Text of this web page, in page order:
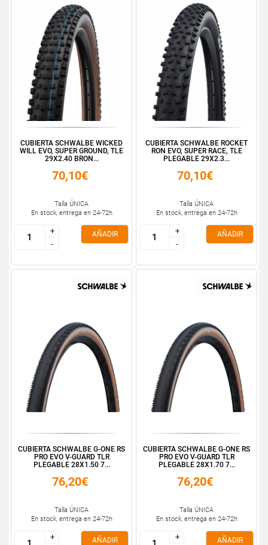
CUBIERTA SCHWALBE WICKED
WILL EVO, SUPER GROUND, TLE
29X2.40 BRON...
70,10€
Talla ÚNICA
En stock, entrega en 24-72h
+
-
+
-
AÑADIR
CUBIERTA SCHWALBE ROCKET
RON EVO, SUPER RACE, TLE
PLEGABLE 29X2.3...
70,10€
Talla ÚNICA
En stock, entrega en 24-72h
+
-
+
-
AÑADIR
CUBIERTA SCHWALBE G-ONE RS
PRO EVO V-GUARD TLR
PLEGABLE 28X1.50 7...
76,20€
Talla ÚNICA
En stock, entrega en 24-72h
+
+
AÑADIR
CUBIERTA SCHWALBE G-ONE RS
PRO EVO V-GUARD TLR
PLEGABLE 28X1.70 7...
76,20€
Talla ÚNICA
En stock, entrega en 24-72h
+
+
AÑADIR